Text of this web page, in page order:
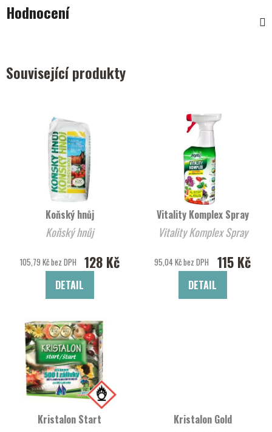
Hodnocení
Související produkty
Koňský hnůj
Koňský hnůj
105,79 Kč bez DPH 128 Kč
DETAIL
Vitality Komplex Spray
Vitality Komplex Spray
95,04 Kč bez DPH 115 Kč
DETAIL
Kristalon Start Kristalon Gold